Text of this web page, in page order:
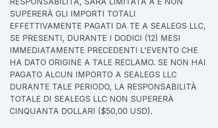
SUPERERÀ GLI IMPORTI TOTALI
EFFETTIVAMENTE PAGATI DA TE A SEALEGS LLC,
SE PRESENTI, DURANTE I DODICI (12) MESI
IMMEDIATAMENTE PRECEDENTI L'EVENTO CHE
HA DATO ORIGINE A TALE RECLAMO. SE NON HAI
PAGATO ALCUN IMPORTO A SEALEGS LLC
DURANTE TALE PERIODO, LA RESPONSABILITÀ
TOTALE DI SEALEGS LLC NON SUPERERÀ
CINQUANTA DOLLARI ($50,00 USD).